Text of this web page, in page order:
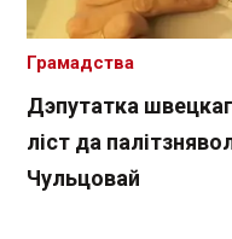
Дэпутатка
ліст да
Чульцовай
Грамадства